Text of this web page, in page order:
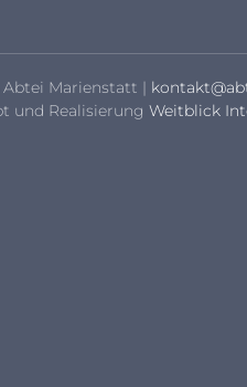
Abtei Marienstatt |
und Realisierung Weitblick